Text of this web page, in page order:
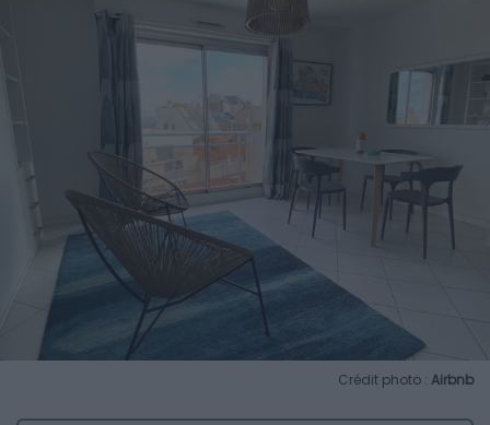
Crédit photo : Airbnb